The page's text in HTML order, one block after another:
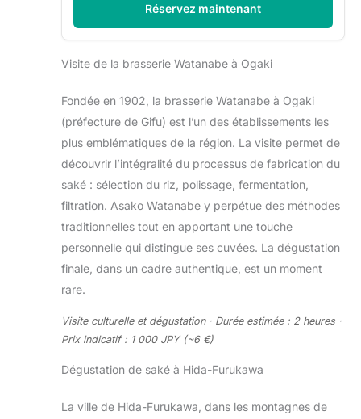
Réservez maintenant
Visite de la brasserie Watanabe à Ogaki
Fondée en 1902, la brasserie Watanabe à Ogaki
(préfecture de Gifu) est l’un des établissements les
plus emblématiques de la région. La visite permet de
découvrir l’intégralité du processus de fabrication du
saké : sélection du riz, polissage, fermentation,
filtration. Asako Watanabe y perpétue des méthodes
traditionnelles tout en apportant une touche
personnelle qui distingue ses cuvées. La dégustation
finale, dans un cadre authentique, est un moment
rare.
Visite culturelle et dégustation · Durée estimée : 2 heures ·
Prix indicatif : 1 000 JPY (~6 €)
Dégustation de saké à Hida-Furukawa
La ville de Hida-Furukawa, dans les montagnes de